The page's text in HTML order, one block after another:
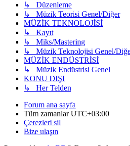
↳ Düzenleme
↳ Müzik Teorisi Genel/Diğer
MÜZİK TEKNOLOJİSİ
↳ Kayıt
↳ Miks/Mastering
↳ Müzik Teknolojisi Genel/
MÜZİK ENDÜSTRİSİ
↳ Müzik Endüstrisi Genel
KONU DIŞI
↳ Her Telden
Forum ana sayfa
Tüm zamanlarUTC+03:00
Çerezleri sil
Bize ulaşın